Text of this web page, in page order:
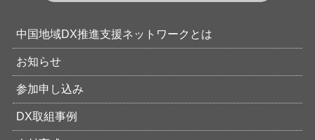
中国地域DX推進支援ネットワークとは
お知らせ
参加申し込み
DX取組事例